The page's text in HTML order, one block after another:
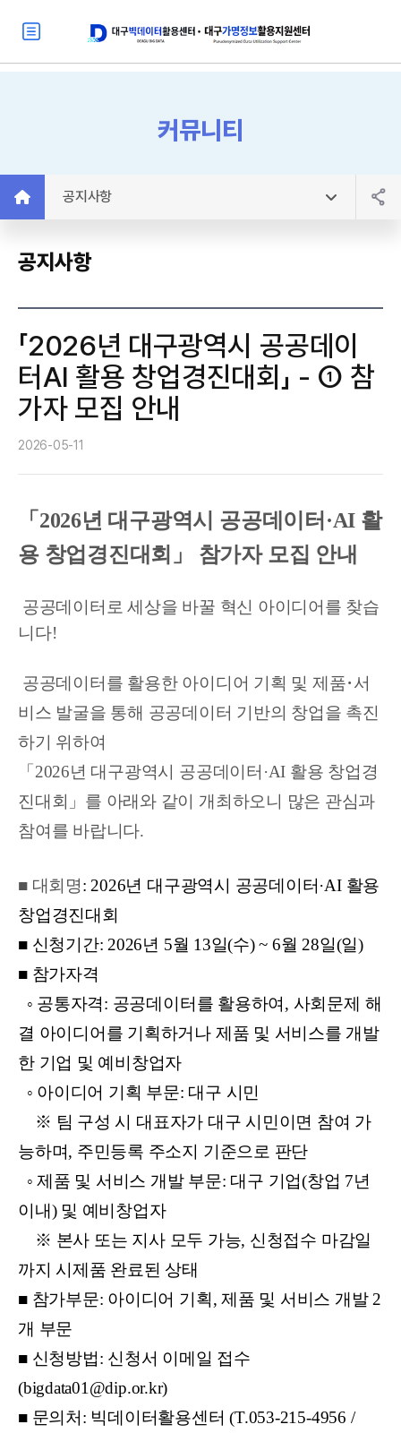
커뮤니티
공지사항
공지사항
「2026년 대구광역시 공공데이
터AI 활용 창업경진대회」 - ① 참
가자 모집 안내
2026-05-11
「2026년 대구광역시 공공데이터·AI 활
용 창업경진대회」 참가자 모집 안내
공공데이터로 세상을 바꿀 혁신 아이디어를 찾습
니다!
공공데이터를 활용한 아이디어 기획 및 제품･서
비스 발굴을 통해 공공데이터 기반의 창업을 촉진
하기 위하여
「2026년 대구광역시 공공데이터·AI 활용 창업경
진대회」를 아래와 같이 개최하오니 많은 관심과
참여를 바랍니다.
■ 대회명: 2026년 대구광역시 공공데이터·AI 활용
창업경진대회
■ 신청기간: 2026년 5월 13일(수) ~ 6월 28일(일)
■ 참가자격
◦ 공통자격: 공공데이터를 활용하여, 사회문제 해
결 아이디어를 기획하거나 제품 및 서비스를 개발
한 기업 및 예비창업자
◦ 아이디어 기획 부문: 대구 시민
※ 팀 구성 시 대표자가 대구 시민이면 참여 가
능하며, 주민등록 주소지 기준으로 판단
◦ 제품 및 서비스 개발 부문: 대구 기업(창업 7년
이내) 및 예비창업자
※ 본사 또는 지사 모두 가능, 신청접수 마감일
까지 시제품 완료된 상태
■ 참가부문: 아이디어 기획, 제품 및 서비스 개발 2
개 부문
■ 신청방법: 신청서 이메일 접수
(bigdata01@dip.or.kr)
■ 문의처: 빅데이터활용센터 (T.053-215-4956 /